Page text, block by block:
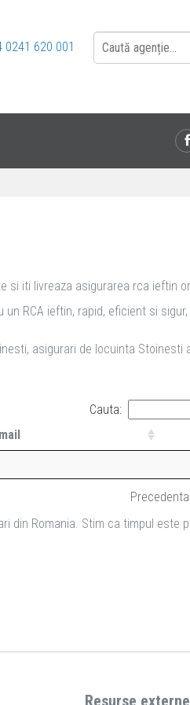
0241 620 001
si iti livreaza asigurarea rca ieftin
RCA ieftin, rapid, eficient si
asigurari de locuinta Stoinesti
Cauta:
Precedenta
din Romania. Stim ca timpul este
Resurse externe